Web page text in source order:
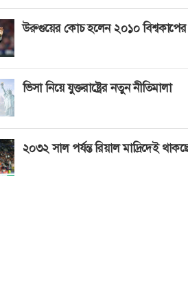
উরুগুয়ের কোচ হলেন ২০১০
ভিসা নিয়ে যুক্তরাষ্ট্রের নতুন নীতিমালা
২০৩২ সাল পর্যন্ত রিয়াল মাদ্রিদেই